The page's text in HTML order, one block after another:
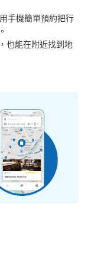
手機簡單預約把行
也能在附近找到地